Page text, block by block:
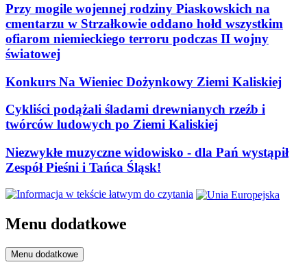
Przy mogile wojennej rodziny Piaskowskich na
cmentarzu w Strzałkowie oddano hołd wszystkim
ofiarom niemieckiego terroru podczas II wojny
światowej
Konkurs Na Wieniec Dożynkowy Ziemi Kaliskiej
Cykliści podążali śladami drewnianych rzeźb i
twórców ludowych po Ziemi Kaliskiej
Niezwykłe muzyczne widowisko - dla Pań wystąpił
Zespół Pieśni i Tańca Śląsk!
Menu dodatkowe
Menu dodatkowe